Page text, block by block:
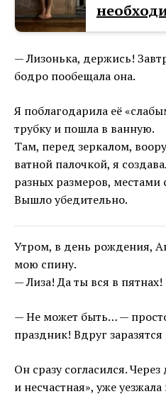
— Лизонька, держись!
бодро пообещала она.
Я поблагодарила её
трубку и пошла в ванную.
Там, перед зеркалом,
ватной палочкой, я
разных размеров, местами
Вышло убедительно.
Утром, в день рождения,
мою спину.
— Лиза! Да ты вся в
— Не может быть… —
праздник! Вдруг
Он сразу согласился.
и несчастная», уже